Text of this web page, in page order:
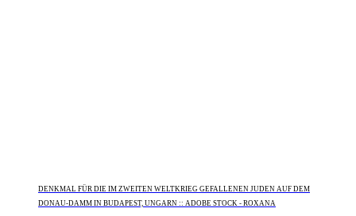
DENKMAL FÜR DIE IM ZWEITEN WELTKRIEG GEFALLENEN JUDEN AUF DEM
DONAU-DAMM IN BUDAPEST, UNGARN :: ADOBE STOCK - ROXANA